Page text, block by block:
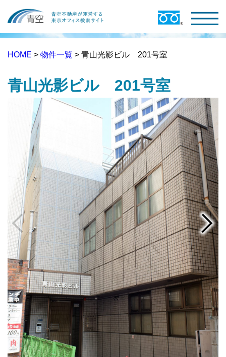
HOME > 物件一覧 > 青山光影ビル 201号室
青山光影ビル 201号室